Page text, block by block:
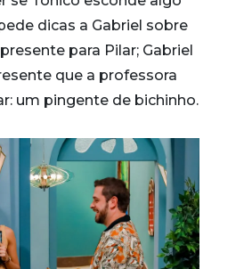
dicas a Gabriel sobre
para Pilar; Gabriel
que a professora
um pingente de bichinho.